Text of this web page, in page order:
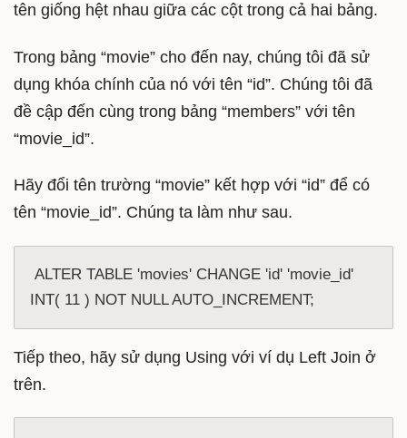
tên giống hệt nhau giữa các cột trong cả hai bảng.
Trong bảng “movie” cho đến nay, chúng tôi đã sử
dụng khóa chính của nó với tên “id”. Chúng tôi đã
đề cập đến cùng trong bảng “members” với tên
“movie_id”.
Hãy đổi tên trường “movie” kết hợp với “id” để có
tên “movie_id”. Chúng ta làm như sau.
INT( 11 ) NOT NULL AUTO_INCREMENT;
Tiếp theo, hãy sử dụng Using với ví dụ Left Join ở
trên.